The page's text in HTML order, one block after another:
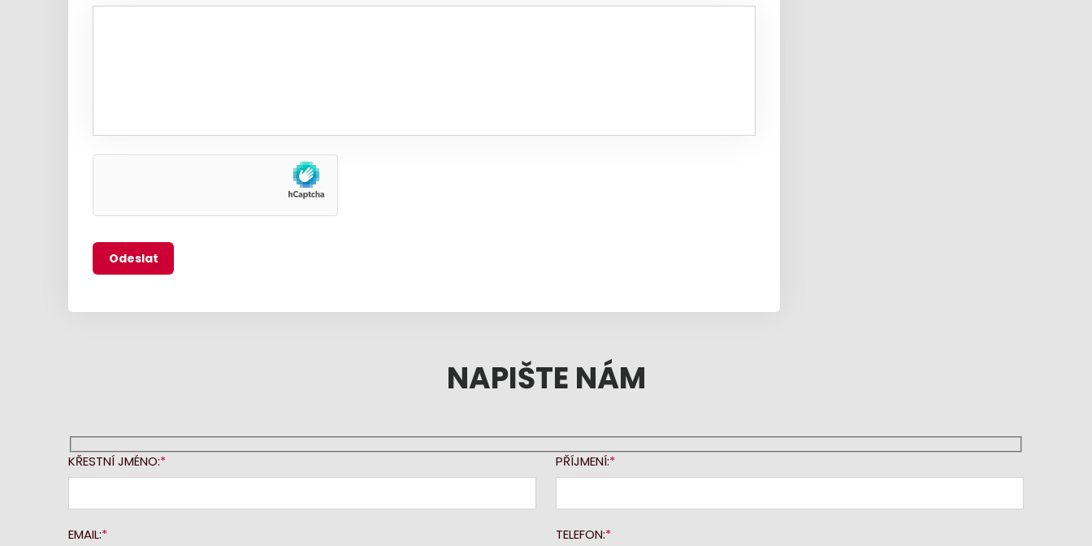
NAPIŠTE NÁM
KŘESTNÍ JMÉNO: PŘÍJMENÍ:
EMAIL: TELEFON: